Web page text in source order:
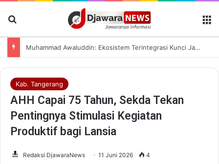
Muhammad Awaluddin: Ekosistem Terintegrasi Kunci Jasa Raharja Hadirkan Pelayanan Maksimal Kepada masyarakat
Kab. Tangerang
AHH Capai 75 Tahun, Sekda Tekan
Pentingnya Stimulasi Kegiatan
Produktif bagi Lansia
Redaksi DjawaraNews 11 Juni 2026 4